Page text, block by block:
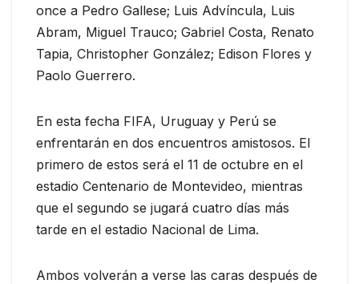
once a Pedro Gallese; Luis Advíncula, Luis
Abram, Miguel Trauco; Gabriel Costa, Renato
Tapia, Christopher González; Edison Flores y
Paolo Guerrero.
En esta fecha FIFA, Uruguay y Perú se
enfrentarán en dos encuentros amistosos. El
primero de estos será el 11 de octubre en el
estadio Centenario de Montevideo, mientras
que el segundo se jugará cuatro días más
tarde en el estadio Nacional de Lima.
Ambos volverán a verse las caras después de